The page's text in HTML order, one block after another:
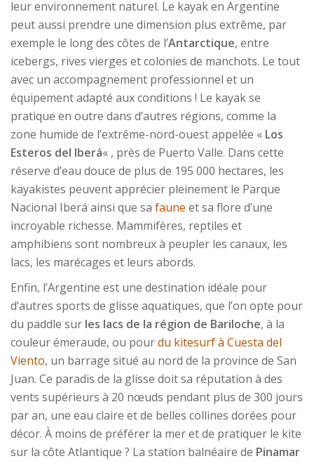
leur environnement naturel. Le kayak en Argentine
peut aussi prendre une dimension plus extrême, par
exemple le long des côtes de l’Antarctique, entre
icebergs, rives vierges et colonies de manchots. Le tout
avec un accompagnement professionnel et un
équipement adapté aux conditions ! Le kayak se
pratique en outre dans d’autres régions, comme la
zone humide de l’extrême-nord-ouest appelée « Los
Esteros del Iberá« , près de Puerto Valle. Dans cette
réserve d’eau douce de plus de 195 000 hectares, les
kayakistes peuvent apprécier pleinement le Parque
Nacional Iberá ainsi que sa faune et sa flore d’une
incroyable richesse. Mammifères, reptiles et
amphibiens sont nombreux à peupler les canaux, les
lacs, les marécages et leurs abords.
Enfin, l’Argentine est une destination idéale pour
d’autres sports de glisse aquatiques, que l’on opte pour
du paddle sur les lacs de la région de Bariloche, à la
couleur émeraude, ou pourdu kitesurf à Cuesta del
Viento, un barrage situé au nord de la province de San
Juan. Ce paradis de la glisse doit sa réputation à des
vents supérieurs à 20 nœuds pendant plus de 300 jours
par an, une eau claire et de belles collines dorées pour
décor. À moins de préférer la mer et de pratiquer le kite
sur la côte Atlantique ? La station balnéaire de Pinamar